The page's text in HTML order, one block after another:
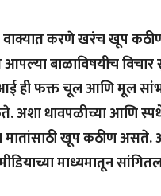
वाक्यात करणे खरंच खूप
बाळाविषयीच
फक्त चूल आणि मूल
धावपळीच्या आणि
मातांसाठी खूप कठीण असते.
माध्यमातून